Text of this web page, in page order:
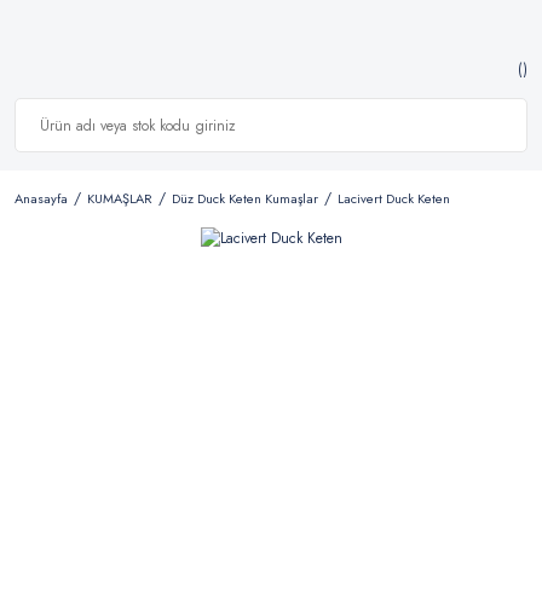
Anasayfa KUMAŞLAR Düz Duck Keten Kumaşlar Lacivert Duck Keten